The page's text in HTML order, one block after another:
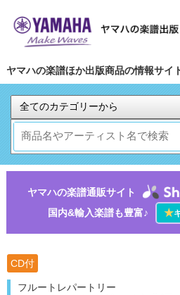
ヤマハの楽譜ほか出版商品の情報サイ
ヤマハの楽譜通販サイト
国内&輸入楽譜も豊富♪
★
CD付
フルートレパートリー